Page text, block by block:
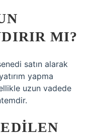
MI?
satın alarak
yapma
uzun vadede